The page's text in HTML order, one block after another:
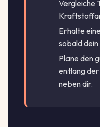
Vergleiche
Erhalte
sobald
Plane den
entlang
neben dir.